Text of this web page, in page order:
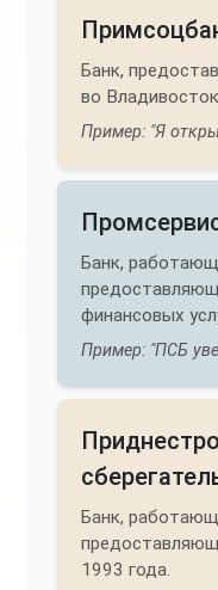
Банк,
во
Пример: "Я
Банк,
финансовых
Пример: "ПСБ
Банк,
1993 года.